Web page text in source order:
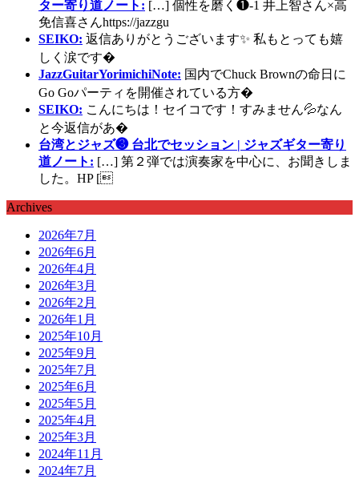
ター寄り道ノート: […] 個性を磨く❶-1 井上智さん×高
免信喜さんhttps://jazzgu
SEIKO: 返信ありがとうございます✨ 私もとっても嬉
しく涙です�
JazzGuitarYorimichiNote: 国内でChuck Brownの命日に
Go Goパーティを開催されている方�
SEIKO: こんにちは！セイコです！すみません💦なん
と今返信があ�
台湾とジャズ❸ 台北でセッション | ジャズギター寄り
道ノート: […] 第２弾では演奏家を中心に、お聞きしま
した。HP [
Archives
2026年7月
2026年6月
2026年4月
2026年3月
2026年2月
2026年1月
2025年10月
2025年9月
2025年7月
2025年6月
2025年5月
2025年4月
2025年3月
2024年11月
2024年7月